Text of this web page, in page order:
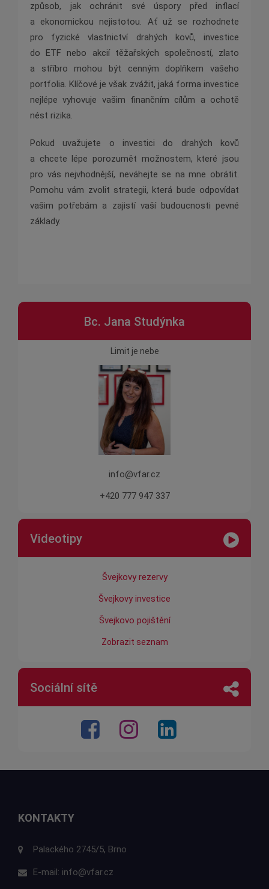
způsob, jak ochránit své úspory před inflací
a ekonomickou nejistotou. Ať už se rozhodnete
pro fyzické vlastnictví drahých kovů, investice
do ETF nebo akcií těžařských společností, zlato
a stříbro mohou být cenným doplňkem vašeho
portfolia. Klíčové je však zvážit, jaká forma investice
nejlépe vyhovuje vašim finančním cílům a ochotě
nést rizika.
Pokud uvažujete o investici do drahých kovů
a chcete lépe porozumět možnostem, které jsou
pro vás nejvhodnější, neváhejte se na mne obrátit.
Pomohu vám zvolit strategii, která bude odpovídat
vašim potřebám a zajistí vaší budoucnosti pevné
základy.
Bc. Jana Studýnka
Limit je nebe
info@vfar.cz
+420 777 947 337
Videotipy
Švejkovy rezervy
Švejkovy investice
Švejkovo pojištění
Zobrazit seznam
Sociální sítě
KONTAKTY
Palackého 2745/5, Brno
E-mail: info@vfar.cz